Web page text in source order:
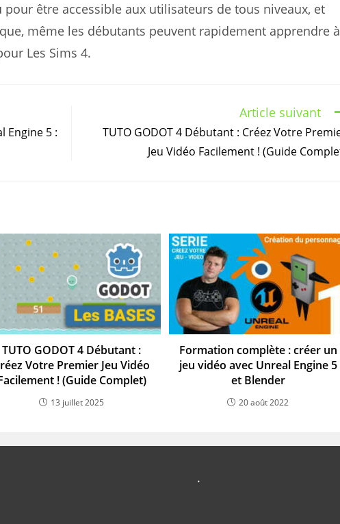
pour être accessible aux utilisateurs de tous niveaux, et
même les débutants peuvent rapidement apprendre à
Les Sims 4.
Engine 5 :
Article suivant
TUTO GODOT 4 Débutant : Créez Votre
Jeu Vidéo Facilement ! (Guide
TUTO GODOT 4 Débutant :
Votre Premier Jeu Vidéo
! (Guide Complet)
13 juillet 2025
Formation complète : créer un
jeu vidéo avec Unreal Engine 5
et Blender
20 août 2022
.